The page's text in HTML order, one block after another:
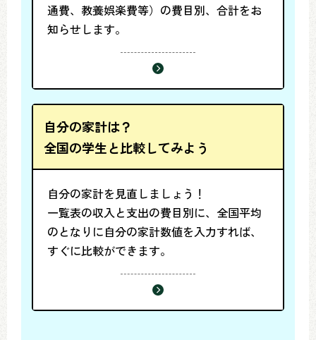
通費、教養娯楽費等）の費目別、合計をお
知らせします。
自分の家計は？
全国の学生と比較してみよう
自分の家計を見直しましょう！
一覧表の収入と支出の費目別に、全国平均
のとなりに自分の家計数値を入力すれば、
すぐに比較ができます。